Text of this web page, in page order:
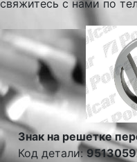
свяжитесь с нами по
Знак на решетке
Код детали: